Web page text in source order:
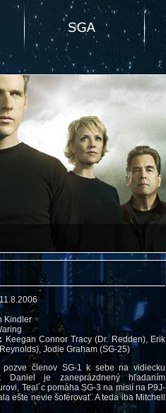
11.8.2006
Kindler
Keegan Connor Tracy (Dr. Redden), Erik
Jodie Graham (SG-25)
pozve členov SG-1 k sebe na vidiecku
Daniel je zaneprázdnený hľadaním
Teal´c pomáha SG-3 na misií na P9J-
ešte nevie šoférovať. A teda iba Mitchell